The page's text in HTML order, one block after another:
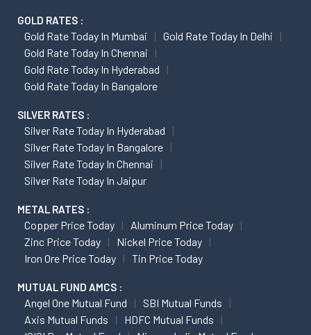
GOLD RATES :
Gold Rate Today In Mumbai
Gold Rate Today In Delhi
Gold Rate Today In Chennai
Gold Rate Today In Hyderabad
Gold Rate Today In Bangalore
SILVER RATES :
Silver Rate Today In Hyderabad
Silver Rate Today In Bangalore
Silver Rate Today In Chennai
Silver Rate Today In Jaipur
METAL RATES :
Copper Price Today
Aluminum Price Today
Zinc Price Today
Nickel Price Today
Iron Ore Price Today
Tin Price Today
MUTUAL FUND AMCS :
Angel One Mutual Fund
SBI Mutual Funds
Axis Mutual Funds
HDFC Mutual Funds